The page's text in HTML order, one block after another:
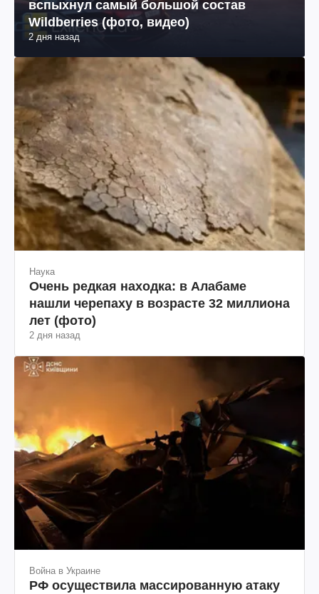
вспыхнул самый большой состав
Wildberries (фото, видео)
2 дня назад
Наука
Очень редкая находка: в Алабаме
нашли черепаху в возрасте 32 миллиона
лет (фото)
2 дня назад
Война в Украине
РФ осуществила массированную атаку